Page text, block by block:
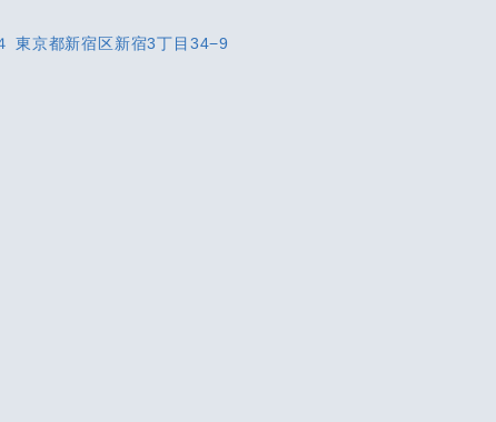
東京都新宿区新宿3丁目34−9